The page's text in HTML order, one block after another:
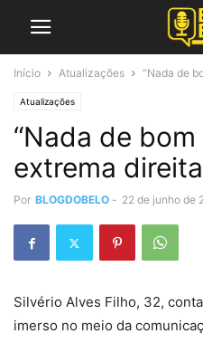
Início Atualizações “Nada de
Atualizações
“Nada de
extrema
Por BLOGDOBELO - 22 de junho de
Silvério Alves Filho, 32,
imerso no meio da